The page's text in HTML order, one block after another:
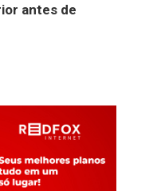
antes de